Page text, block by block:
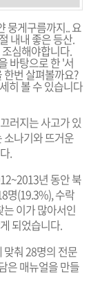
뭉게구름까지.. 요
내내 좋은 등산.
심해야합니다.
바탕으로 한 '서
번 살펴볼까요?
히 볼 수 있습니다
러지는 사고가 있
소나기와 뜨거운
.
년 동안 북
명(19.3%), 수락
이가 많아서인
되었습니다.
맞춰 28명의 전문
은 매뉴얼을 만들